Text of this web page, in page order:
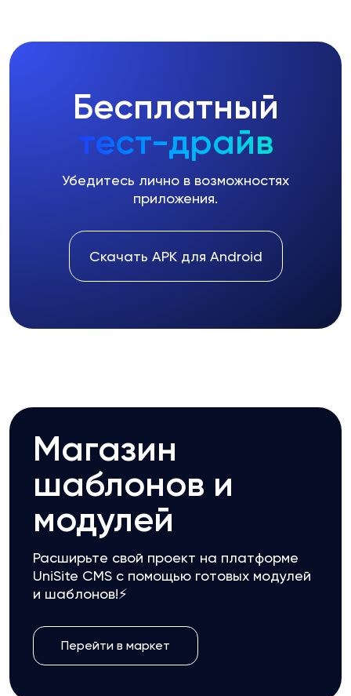
Бесплатный
тест-драйв
Убедитесь лично в возможностях
приложения.
Скачать APK для Android
Магазин
шаблонов и
модулей
Расширьте свой проект на платформе
UniSite CMS с помощью готовых модулей
и шаблонов!⚡
Перейти в маркет